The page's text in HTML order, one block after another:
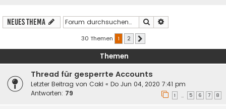
Neues Thema Suche
30 Themen 1 2
Themen
Thread für gesperrte Accounts
Letzter Beitrag von Caki « Do Jun 04, 2020 7:41 pm
Antworten: 79 1 … 5 6 7 8